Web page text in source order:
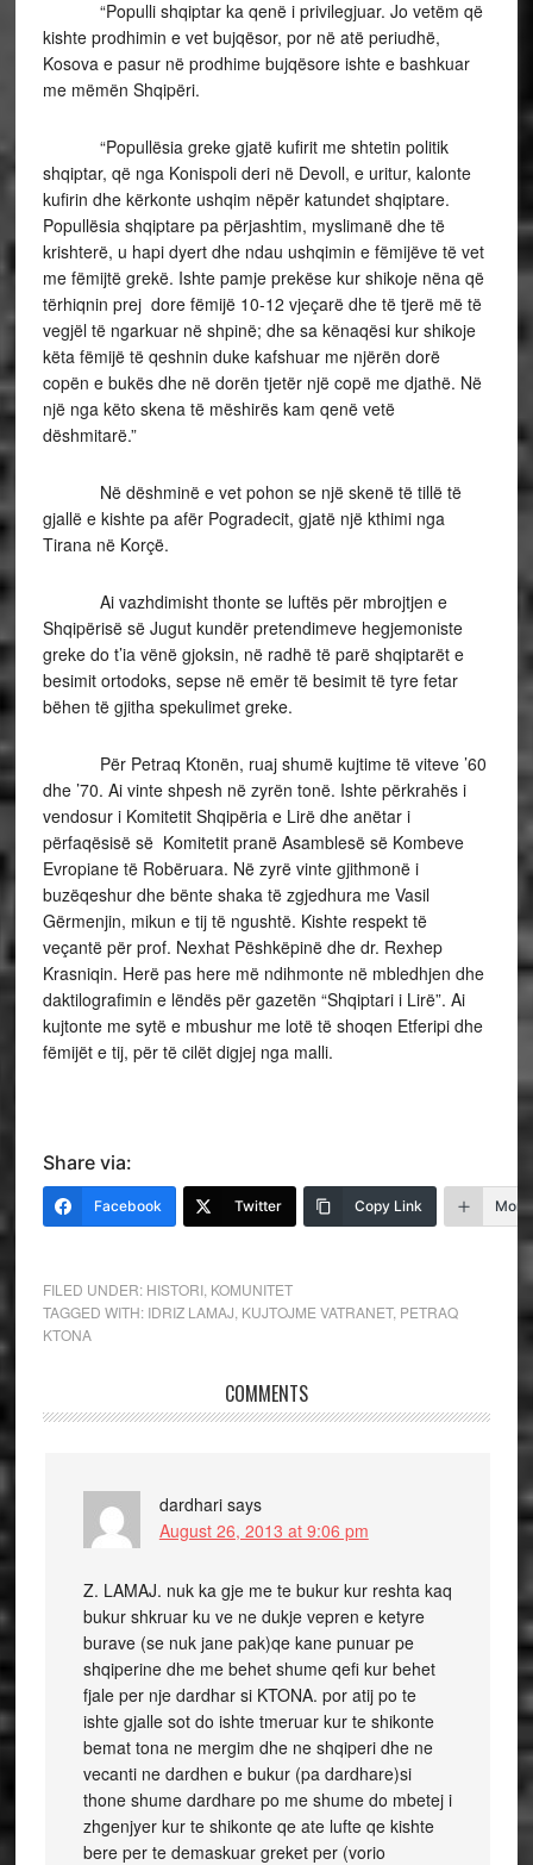
“Populli shqiptar ka qenë i privilegjuar. Jo vetëm që
kishte prodhimin e vet bujqësor, por në atë periudhë,
Kosova e pasur në prodhime bujqësore ishte e bashkuar
me mëmën Shqipëri.
“Popullësia greke gjatë kufirit me shtetin politik
shqiptar, që nga Konispoli deri në Devoll, e uritur, kalonte
kufirin dhe kërkonte ushqim nëpër katundet shqiptare.
Popullësia shqiptare pa përjashtim, myslimanë dhe të
krishterë, u hapi dyert dhe ndau ushqimin e fëmijëve të vet
me fëmijtë grekë. Ishte pamje prekëse kur shikoje nëna që
tërhiqnin prej dore fëmijë 10-12 vjeçarë dhe të tjerë më të
vegjël të ngarkuar në shpinë; dhe sa kënaqësi kur shikoje
këta fëmijë të qeshnin duke kafshuar me njërën dorë
copën e bukës dhe në dorën tjetër një copë me djathë. Në
një nga këto skena të mëshirës kam qenë vetë
dëshmitarë.”
Në dëshminë e vet pohon se një skenë të tillë të
gjallë e kishte pa afër Pogradecit, gjatë një kthimi nga
Tirana në Korçë.
Ai vazhdimisht thonte se luftës për mbrojtjen e
Shqipërisë së Jugut kundër pretendimeve hegjemoniste
greke do t’ia vënë gjoksin, në radhë të parë shqiptarët e
besimit ortodoks, sepse në emër të besimit të tyre fetar
bëhen të gjitha spekulimet greke.
Për Petraq Ktonën, ruaj shumë kujtime të viteve ’60
dhe ’70. Ai vinte shpesh në zyrën tonë. Ishte përkrahës i
vendosur i Komitetit Shqipëria e Lirë dhe anëtar i
përfaqësisë së Komitetit pranë Asamblesë së Kombeve
Evropiane të Robëruara. Në zyrë vinte gjithmonë i
buzëqeshur dhe bënte shaka të zgjedhura me Vasil
Gërmenjin, mikun e tij të ngushtë. Kishte respekt të
veçantë për prof. Nexhat Pëshkëpinë dhe dr. Rexhep
Krasniqin. Herë pas here më ndihmonte në mbledhjen dhe
daktilografimin e lëndës për gazetën “Shqiptari i Lirë”. Ai
kujtonte me sytë e mbushur me lotë të shoqen Etferipi dhe
fëmijët e tij, për të cilët digjej nga malli.
Share via:
Facebook Twitter Copy Link More
FILED UNDER: HISTORI, KOMUNITET
TAGGED WITH: IDRIZ LAMAJ KUJTOJME VATRANET, PETRAQ
KTONA
COMMENTS
dardhari says
August 26, 2013 at 9:06 pm
Z. LAMAJ. nuk ka gje me te bukur kur reshta kaq
bukur shkruar ku ve ne dukje vepren e ketyre
burave (se nuk jane pak)qe kane punuar pe
shqiperine dhe me behet shume qefi kur behet
fjale per nje dardhar si KTONA. por atij po te
ishte gjalle sot do ishte tmeruar kur te shikonte
bemat tona ne mergim dhe ne shqiperi dhe ne
vecanti ne dardhen e bukur (pa dardhare)si
thone shume dardhare po me shume do mbetej i
zhgenjyer kur te shikonte qe ate lufte qe kishte
bere per te demaskuar greket per (vorio